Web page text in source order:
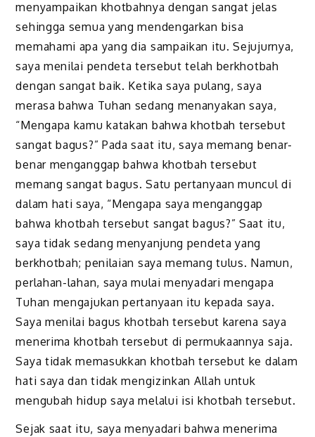
menyampaikan khotbahnya dengan sangat jelas
sehingga semua yang mendengarkan bisa
memahami apa yang dia sampaikan itu. Sejujurnya,
saya menilai pendeta tersebut telah berkhotbah
dengan sangat baik. Ketika saya pulang, saya
merasa bahwa Tuhan sedang menanyakan saya,
“Mengapa kamu katakan bahwa khotbah tersebut
sangat bagus?” Pada saat itu, saya memang benar-
benar menganggap bahwa khotbah tersebut
memang sangat bagus. Satu pertanyaan muncul di
dalam hati saya, “Mengapa saya menganggap
bahwa khotbah tersebut sangat bagus?” Saat itu,
saya tidak sedang menyanjung pendeta yang
berkhotbah; penilaian saya memang tulus. Namun,
perlahan-lahan, saya mulai menyadari mengapa
Tuhan mengajukan pertanyaan itu kepada saya.
Saya menilai bagus khotbah tersebut karena saya
menerima khotbah tersebut di permukaannya saja.
Saya tidak memasukkan khotbah tersebut ke dalam
hati saya dan tidak mengizinkan Allah untuk
mengubah hidup saya melalui isi khotbah tersebut.
Sejak saat itu, saya menyadari bahwa menerima